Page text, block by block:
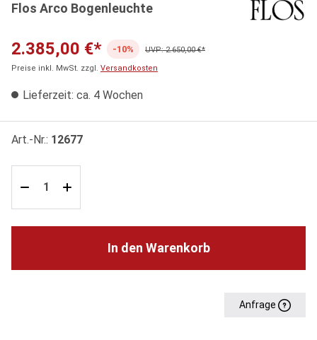
Flos Arco Bogenleuchte
2.385,00 €* -10%
UVP: 2.650,00 €*
Preise inkl. MwSt. zzgl. Versandkosten
Lieferzeit: ca. 4 Wochen
Art.-Nr.: 12677
In den Warenkorb
Anfrage